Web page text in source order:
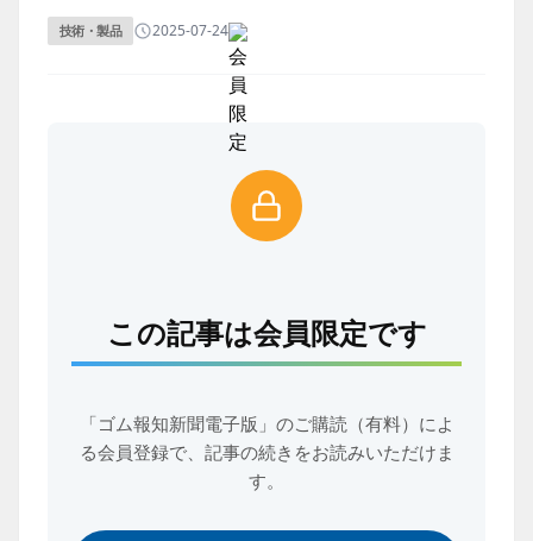
技術・製品 2025-07-24
この記事は会員限定です
「ゴム報知新聞電子版」のご購読（有料）によ
る会員登録で、 記事の続きをお読みいただけま
す。